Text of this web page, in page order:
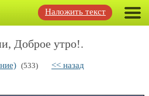
Наложить текст
Доброе утро!.
(533) << назад